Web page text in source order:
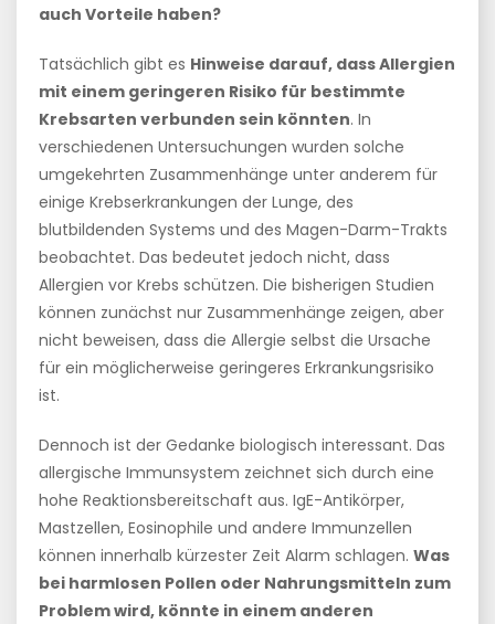
auch Vorteile haben?
Tatsächlich gibt es Hinweise darauf, dass Allergien
mit einem geringeren Risiko für bestimmte
Krebsarten verbunden sein könnten. In
verschiedenen Untersuchungen wurden solche
umgekehrten Zusammenhänge unter anderem für
einige Krebserkrankungen der Lunge, des
blutbildenden Systems und des Magen-Darm-Trakts
beobachtet. Das bedeutet jedoch nicht, dass
Allergien vor Krebs schützen. Die bisherigen Studien
können zunächst nur Zusammenhänge zeigen, aber
nicht beweisen, dass die Allergie selbst die Ursache
für ein möglicherweise geringeres Erkrankungsrisiko
ist.
Dennoch ist der Gedanke biologisch interessant. Das
allergische Immunsystem zeichnet sich durch eine
hohe Reaktionsbereitschaft aus. IgE-Antikörper,
Mastzellen, Eosinophile und andere Immunzellen
können innerhalb kürzester Zeit Alarm schlagen. Was
bei harmlosen Pollen oder Nahrungsmitteln zum
Problem wird, könnte in einem anderen